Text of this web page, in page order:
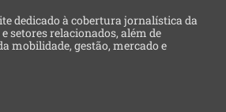
dedicado à cobertura jornalística da
setores relacionados, além de
mobilidade, gestão, mercado e